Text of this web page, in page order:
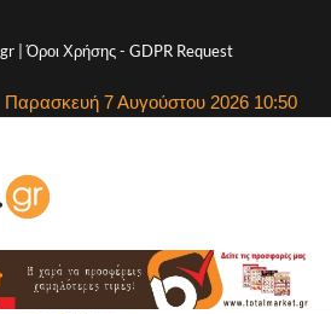
|Όροι Χρήσης- GDPR Request
Παρασκευή 7 Αυγούστου 2026 10:50